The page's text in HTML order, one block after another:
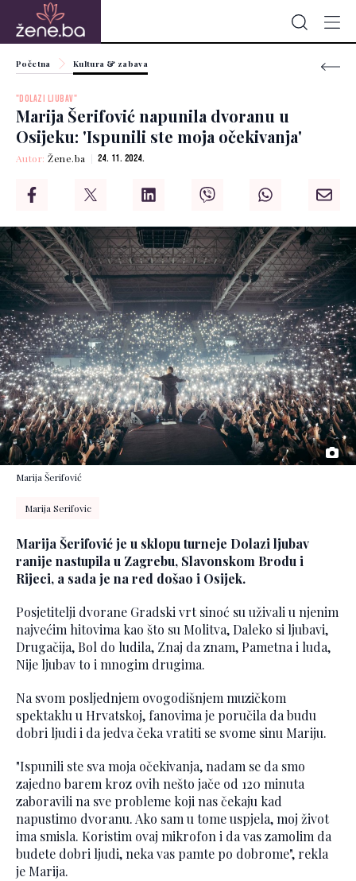
Početna Kultura & zabava
"DOLAZI LJUBAV"
Marija Šerifović napunila dvoranu u
Osijeku: 'Ispunili ste moja očekivanja'
Autor:Žene.ba 24. 11. 2024.
Marija Šerifović
Marija Serifovic
Marija Šerifović je u sklopu turneje Dolazi ljubav
ranije nastupila u Zagrebu, Slavonskom Brodu i
Rijeci, a sada je na red došao i Osijek.
Posjetitelji dvorane Gradski vrt sinoć su uživali u njenim
najvećim hitovima kao što su Molitva, Daleko si ljubavi,
Drugačija, Bol do ludila, Znaj da znam, Pametna i luda,
Nije ljubav to i mnogim drugima.
Na svom posljednjem ovogodišnjem muzičkom
spektaklu u Hrvatskoj, fanovima je poručila da budu
dobri ljudi i da jedva čeka vratiti se svome sinu Mariju.
"Ispunili ste sva moja očekivanja, nadam se da smo
zajedno barem kroz ovih nešto jače od 120 minuta
zaboravili na sve probleme koji nas čekaju kad
napustimo dvoranu. Ako sam u tome uspjela, moj život
ima smisla. Koristim ovaj mikrofon i da vas zamolim da
budete dobri ljudi, neka vas pamte po dobrome", rekla
je Marija.